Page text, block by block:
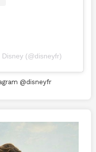
(@disneyfr)
@disneyfr